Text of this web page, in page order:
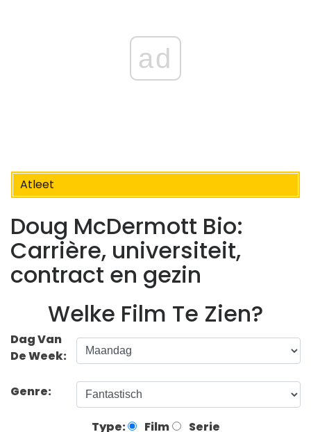
ad
Atleet
Doug McDermott Bio:
Carrière, universiteit,
contract en gezin
Welke Film Te Zien?
Dag Van
De Week:
Genre:
Type: Film Serie